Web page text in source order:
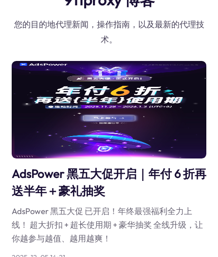
您的目的地代理新闻，操作指南，以及最新的代理技
术。
AdsPower 黑五大促开启｜年付 6 折再
送半年＋豪礼抽奖
AdsPower 黑五大促 已开启！年终最强福利全力上
线！ 超大折扣 + 超长使用期 + 豪华抽奖 全线升级，让
你越参与越值、越用越爽！